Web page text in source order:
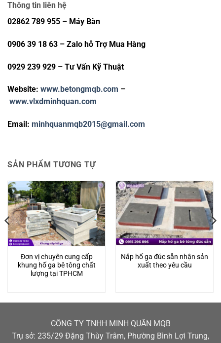
Thông tin liên hệ
02862 789 955 – Máy Bàn
0906 39 18 63 – Zalo hỗ Trợ Mua Hàng
0929 239 929 – Tư Vấn Kỹ Thuật
Website: www.betongmqb.com –
www.vlxdminhquan.com
Email: minhquanmqb2015@gmail.com
SẢN PHẨM TƯƠNG TỰ
Đơn vị chuyên cung cấp
khung hố ga bê tông chất
lượng tại TPHCM
Nắp hố ga đúc sẵn nhận sản
xuất theo yêu cầu
CÔNG TY TNHH MINH QUÂN MQB
Trụ sở: 235/29 Đặng Thùy Trâm, Phường Bình Lợi Trung,